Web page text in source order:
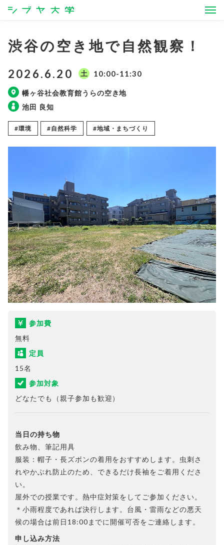
シブヤ大学
渋谷の空き地で自然観察！
2026.6.20 土 10:00-11:30
幡ヶ谷社会教育館うらの空き地
池田 良知
#環境 #自然科学 #地域・まちづくり
参加費
無料
定員
15名
参加対象
どなたでも（親子参加も歓迎）
当日の持ち物
飲み物、筆記用具
服装：帽子・長ズボンの着用をおすすめします。虫刺さ
れやかぶれ防止のため、できるだけ長袖をご着用くださ
い。
屋外での授業です。熱中症対策をしてご参加ください。
＊小雨程度であれば決行します。台風・雷雨などの悪天
候の場合は前日18:00までに開催可否をご連絡します。
申し込み方法